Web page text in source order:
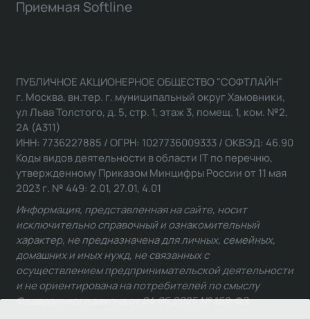
Приемная Softline
ПУБЛИЧНОЕ АКЦИОНЕРНОЕ ОБЩЕСТВО "СОФТЛАЙН"
г. Москва, вн.тер. г. муниципальный округ Хамовники,
ул Льва Толстого, д. 5, стр. 1, этаж 3, помещ. 1, ком. №2,
2А (А311)
ИНН: 7736227885 / ОГРН: 1027736009333 / ОКВЭД: 46.90
Коды видов деятельности в области IT по перечню,
утвержденному Приказом Минцифры России от 11 мая
2023 г. № 449: 2.01, 27.01, 4.01
Информация, представленная на сайте, носит
исключительно справочный и ознакомительный
характер, не предназначена для личных, семейных,
домашних и иных нужд, не связанных с
осуществлением предпринимательской деятельности
и не ориентирована на потребителей по смыслу
Федерального закона от 24.06.2025 № 168-ФЗ.